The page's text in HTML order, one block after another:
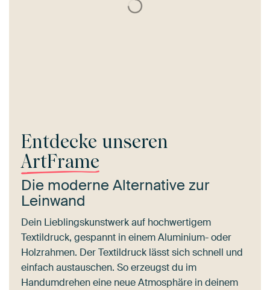
Entdecke unseren
ArtFrame
Die moderne Alternative zur
Leinwand
Dein Lieblingskunstwerk auf hochwertigem
Textildruck, gespannt in einem Aluminium- oder
Holzrahmen. Der Textildruck lässt sich schnell und
einfach austauschen. So erzeugst du im
Handumdrehen eine neue Atmosphäre in deinem